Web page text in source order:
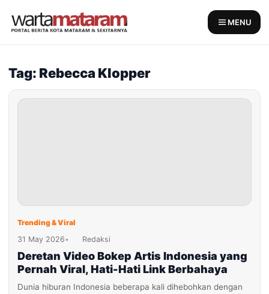
MENU
Tag: Rebecca Klopper
Trending & Viral
31 May 2026• Redaksi
Deretan Video Bokep Artis Indonesia yang
Pernah Viral, Hati-Hati Link Berbahaya
Dunia hiburan Indonesia beberapa kali dihebohkan dengan